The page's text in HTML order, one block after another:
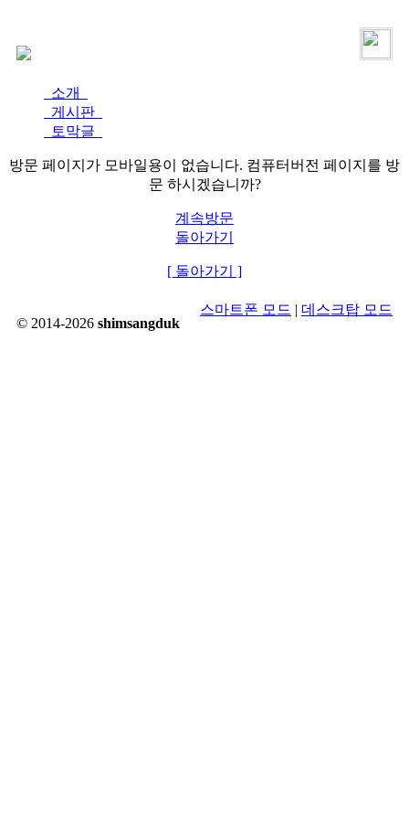
소개
게시판
토막글
방문 페이지가 모바일용이 없습니다. 컴퓨터버전 페이지를 방
문 하시겠습니까?
계속방문
돌아가기
[ 돌아가기 ]
© 2014-2026 shimsangduk
스마트폰 모드 | 데스크탑 모드